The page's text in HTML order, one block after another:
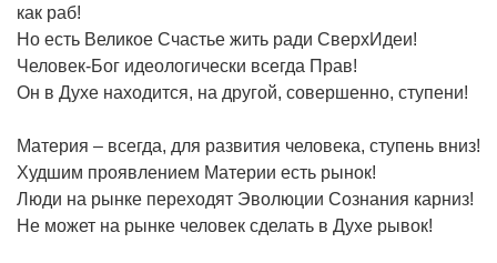
как раб!
Но есть Великое Счастье жить ради СверхИдеи!
Человек-Бог идеологически всегда Прав!
Он в Духе находится, на другой, совершенно, ступени!
Материя – всегда, для развития человека, ступень вниз!
Худшим проявлением Материи есть рынок!
Люди на рынке переходят Эволюции Сознания карниз!
Не может на рынке человек сделать в Духе рывок!